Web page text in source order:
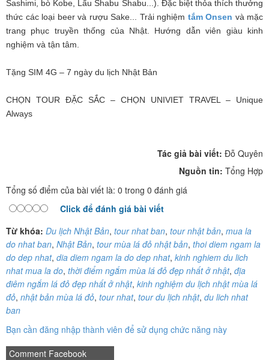
Sashimi, bò Kobe, Lẩu Shabu Shabu...). Đặc biệt thỏa thích thưởng
thức các loại beer và rượu Sake... Trải nghiệm tắm Onsen và mặc
trang phục truyền thống của Nhật. Hướng dẫn viên giàu kinh
nghiệm và tận tâm.
Tặng SIM 4G – 7 ngày du lịch Nhật Bản
CHỌN TOUR ĐẶC SẮC – CHỌN UNIVIET TRAVEL – Unique
Always
Tác giả bài viết: Đỗ Quyên
Nguồn tin: Tổng Hợp
Tổng số điểm của bài viết là: 0 trong 0 đánh giá
Click để đánh giá bài viết
Từ khóa: Du lịch Nhật Bản, tour nhat ban, tour nhật bản, mua la
do nhat ban, Nhật Bản, tour mùa lá đỏ nhật bản, thoi diem ngam la
do dep nhat, dia diem ngam la do dep nhat, kinh nghiem du lich
nhat mua la do, thời điểm ngắm mùa lá đỏ đẹp nhất ở nhật, địa
điêm ngắm lá đỏ đẹp nhất ở nhật, kinh nghiệm du lịch nhật mùa lá
đỏ, nhật bản mùa lá đỏ, tour nhat, tour du lịch nhật, du lich nhat
ban
Bạn cần đăng nhập thành viên để sử dụng chức năng này
Comment Facebook